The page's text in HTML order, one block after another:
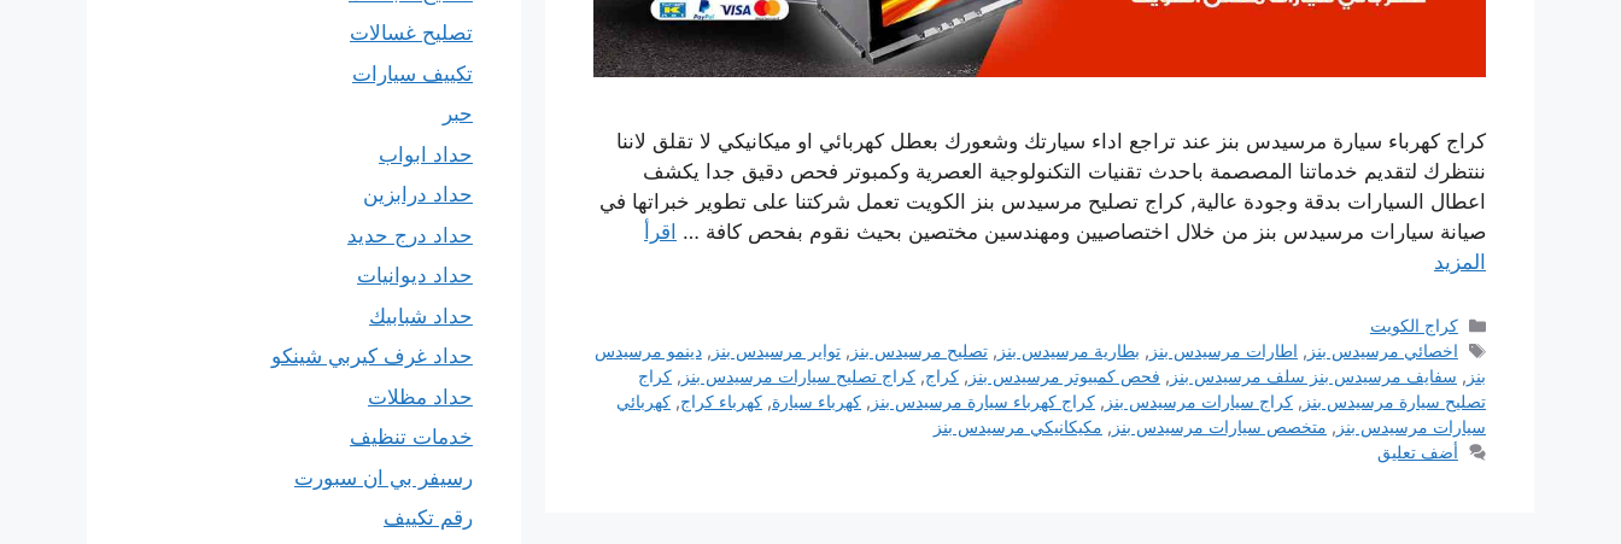
كراج كهرباء سيارة مرسيدس بنز عند تراجع اداء سيارتك وشعورك بعطل كهربائي او ميكانيكي لا تقلق لاننا
ننتظرك لتقديم خدماتنا المصصمة باحدث تقنيات التكنولوجية العصرية وكمبوتر فحص دقيق جدا يكشف
اعطال السيارات بدقة وجودة عالية, كراج تصليح مرسيدس بنز الكويت تعمل شركتنا على تطوير خبراتها في
صيانة سيارات مرسيدس بنز من خلال اختصاصيين ومهندسين مختصين بحيث نقوم بفحص كافة … اقرأ
المزيد
التصنيفات
كراج الكويت
الوسوم
اخصائي مرسيدس بنز , اطارات مرسيدس بنز , بطارية مرسيدس بنز ,تصليح مرسيدس بنز ,تواير مرسيدس بنز ,دينمو مرسيدس
بنز , سفايف مرسيدس بنز سلف مرسيدس بنز , فحص كمبيوتر مرسيدس بنز , كراج, كراج تصليح سيارات مرسيدس بنز , كراج
تصليح سيارة مرسيدس بنز , كراج سيارات مرسيدس بنز , كراج كهرباء سيارة مرسيدس بنز , كهرباء سيارة, كهرباء كراج, كهربائي
سيارات مرسيدس بنز , متخصص سيارات مرسيدس بنز , مكيكانيكي مرسيدس بنز
أضف تعليق
تصليح غسالات
تكييف سيارات
حبر
حداد ابواب
حداد درابزين
حداد درج حديد
حداد ديوانيات
حداد شبابيك
حداد غرف كيربي شينكو
حداد مظلات
خدمات تنظيف
رسيفر بي ان سبورت
رقم تكييف